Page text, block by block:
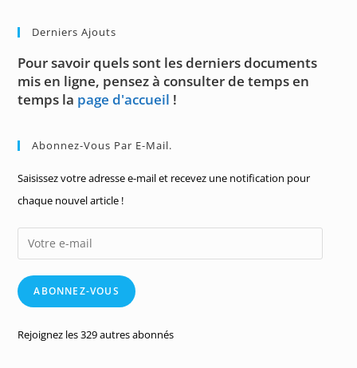
Derniers Ajouts
Pour savoir quels sont les derniers documents
mis en ligne, pensez à consulter de temps en
temps la page d'accueil !
Abonnez-Vous Par E-Mail.
Saisissez votre adresse e-mail et recevez une notification pour
chaque nouvel article !
Votre
e-
mailABONNEZ-VOUS
Rejoignez les 329 autres abonnés